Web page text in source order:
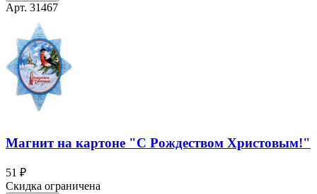
Арт. 31467
Магнит на картоне "С Рождеством Христовым!"
51 ₽
Скидка ограничена